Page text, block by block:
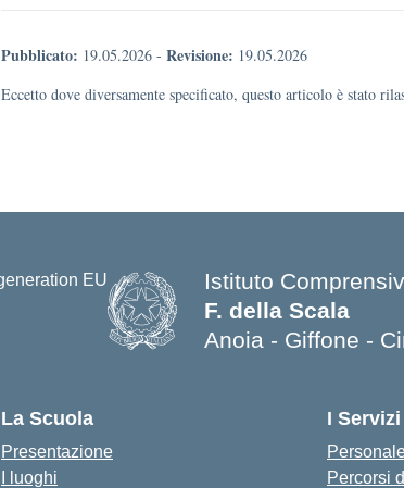
Pubblicato: 19.05.2026 - Revisione: 19.05.2026
Eccetto dove diversamente specificato, questo articolo è stato
Istituto
F. della Scala
Anoia - Giffone -
La Scuola
Presentazione
I luoghi
I Servizi
Percorsi